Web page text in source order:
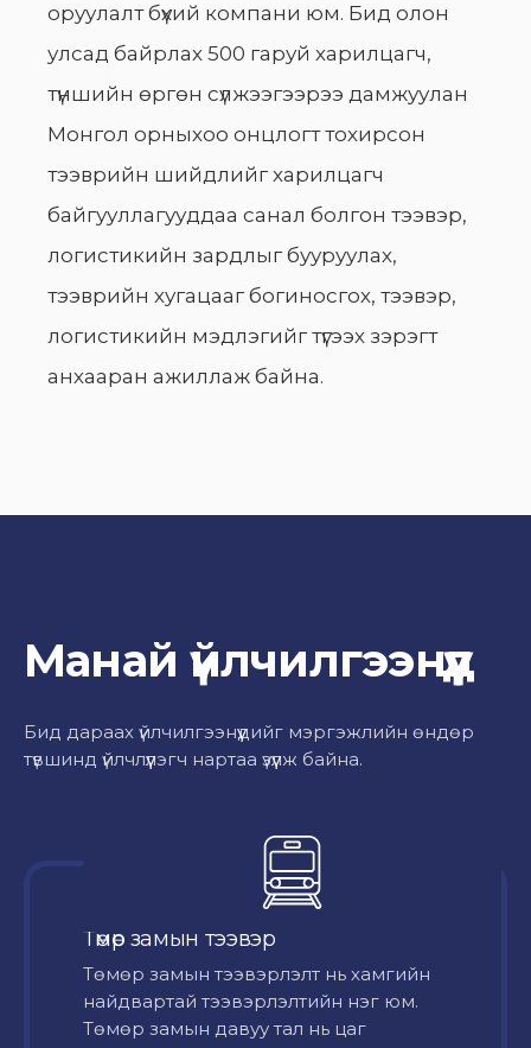
оруулалт бүхий компани юм. Бид олон
улсад байрлах 500 гаруй харилцагч,
түншийн өргөн сүлжээгээрээ дамжуулан
Монгол орныхоо онцлогт тохирсон
тээврийн шийдлийг харилцагч
байгууллагууддаа санал болгон тээвэр,
логистикийн зардлыг бууруулах,
тээврийн хугацааг богиносгох, тээвэр,
логистикийн мэдлэгийг түгээх зэрэгт
анхааран ажиллаж байна.
Манай үйлчилгээнүүд
Бид дараах үйлчилгээнүүдийг мэргэжлийн өндөр
түвшинд үйлчлүүлэгч нартаа үзүүлж байна.
Төмөр замын тээвэр
Төмөр замын тээвэрлэлт нь хамгийн
найдвартай тээвэрлэлтийн нэг юм.
Төмөр замын давуу тал нь цаг